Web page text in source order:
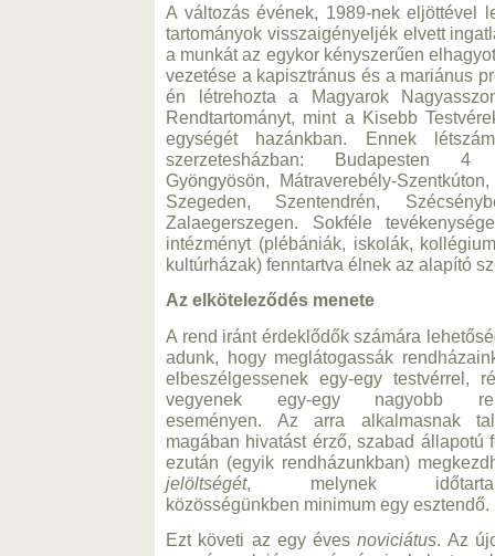
A változás évének, 1989-nek eljöttével
tartományok visszaigényeljék elvett
a munkát az egykor kényszerűen
vezetése a kapisztránus és a mariánus
én létrehozta a Magyarok
Rendtartományt, mint a Kisebb
egységét hazánkban. Ennek
szerzetesházban: Budapesten 4
Gyöngyösön, Mátraverebély-
Szegeden, Szentendrén,
Zalaegerszegen. Sokféle
intézményt (plébániák, iskolák,
kultúrházak) fenntartva élnek az alapító
Az elköteleződés menete
A rend iránt érdeklődők számára
adunk, hogy meglátogassák
elbeszélgessenek egy-egy testvérrel,
vegyenek egy-egy nagyobb
eseményen. Az arra alkalmasnak
magában hivatást érző, szabad állapotú
ezután (egyik rendházunkban)
jelöltségét, melynek
közösségünkben minimum egy esztendő.
Ezt követi az egy évesnoviciátus. Az